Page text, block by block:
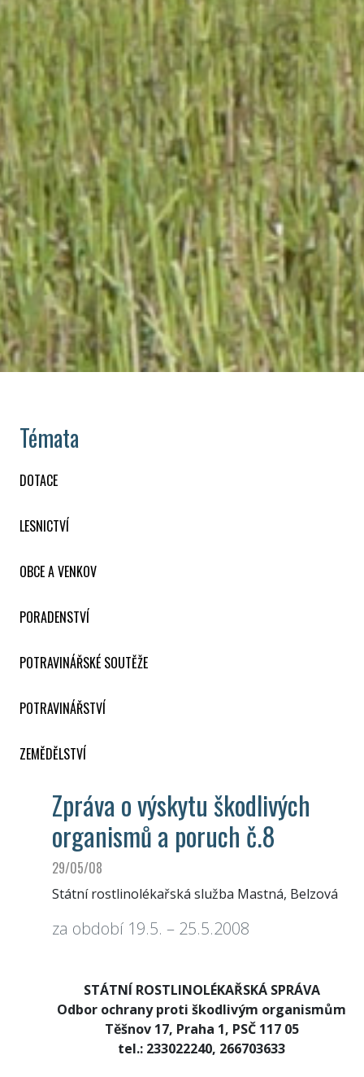
Témata
DOTACE
LESNICTVÍ
OBCE A VENKOV
PORADENSTVÍ
POTRAVINÁŘSKÉ SOUTĚŽE
POTRAVINÁŘSTVÍ
ZEMĚDĚLSTVÍ
Zpráva o výskytu škodlivých
organismů a poruch č.8
29/05/08
Státní rostlinolékařská služba Mastná, Belzová
za období 19.5. – 25.5.2008
STÁTNÍ ROSTLINOLÉKAŘSKÁ SPRÁVA
Odbor ochrany proti škodlivým organismům
Těšnov 17, Praha 1, PSČ 117 05
tel.: 233022240, 266703633